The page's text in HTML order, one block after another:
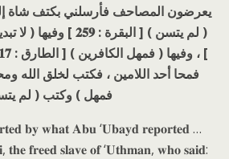
يعرضون المصاحف فأرسلني بكتف شاة
فمحا أحد اللامين ، فكتب لخلق الله
فمهل ) وكتب ( لم
𝐛𝐲 𝐰𝐡𝐚𝐭 𝐀𝐛𝐮 ‘𝐔𝐛𝐚𝐲𝐝 𝐫𝐞𝐩𝐨𝐫𝐭𝐞𝐝 …
𝐟𝐫𝐞𝐞𝐝 𝐬𝐥𝐚𝐯𝐞 𝐨𝐟 ‘𝐔𝐭𝐡𝐦𝐚𝐧, 𝐰𝐡𝐨 𝐬𝐚𝐢𝐝: